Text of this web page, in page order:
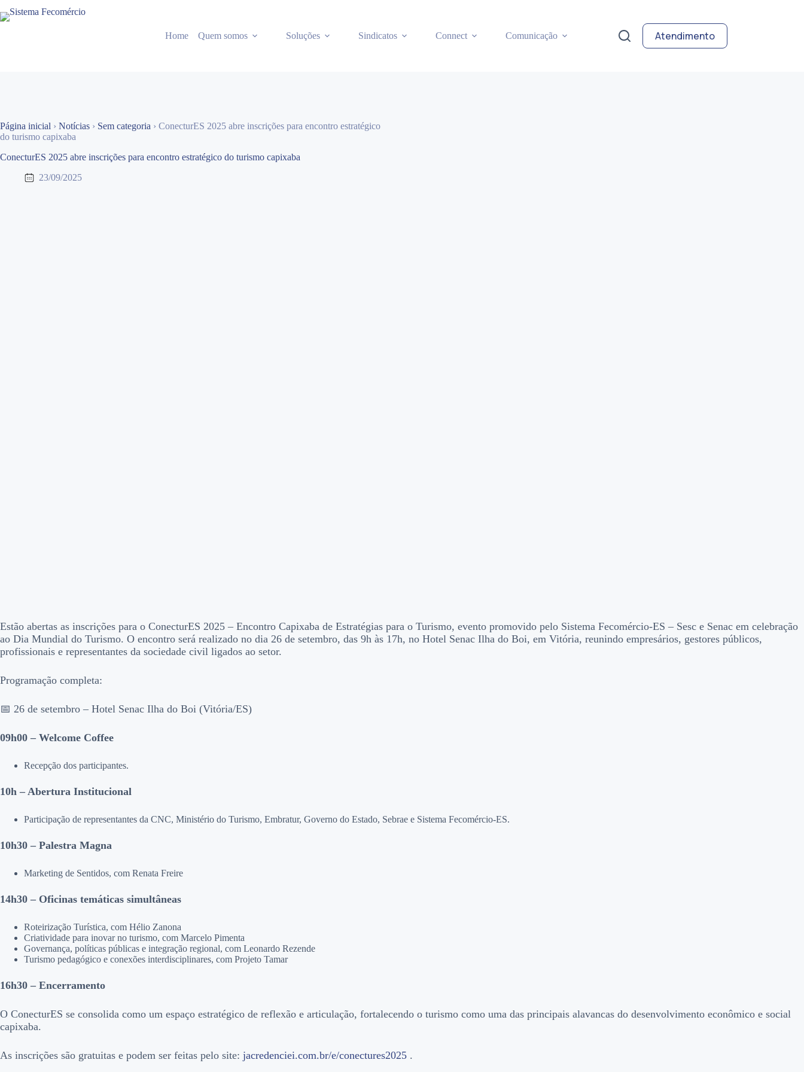
para
Home Quem somos Soluções Sindicatos Connect Comunicação Atendimento
Página inicial › Notícias › Sem categoria › ConecturES 2025 abre inscrições para encontro estratégico
do turismo capixaba
ConecturES 2025 abre inscrições para encontro estratégico do turismo capixaba
23/09/2025
Estão abertas as inscrições para o ConecturES 2025 – Encontro Capixaba de Estratégias para o Turismo, evento promovido pelo Sistema Fecomércio-ES – Sesc e Senac em celebração
ao Dia Mundial do Turismo. O encontro será realizado no dia 26 de setembro, das 9h às 17h, no Hotel Senac Ilha do Boi, em Vitória, reunindo empresários, gestores públicos,
profissionais e representantes da sociedade civil ligados ao setor.
Programação completa:
📅 26 de setembro – Hotel Senac Ilha do Boi (Vitória/ES)
09h00 – Welcome Coffee
Recepção dos participantes.
10h – Abertura Institucional
Participação de representantes da CNC, Ministério do Turismo, Embratur, Governo do Estado, Sebrae e Sistema Fecomércio-ES.
10h30 – Palestra Magna
Marketing de Sentidos, com Renata Freire
14h30 – Oficinas temáticas simultâneas
Roteirização Turística, com Hélio Zanona
Criatividade para inovar no turismo, com Marcelo Pimenta
Governança, políticas públicas e integração regional, com Leonardo Rezende
Turismo pedagógico e conexões interdisciplinares, com Projeto Tamar
16h30 – Encerramento
O ConecturES se consolida como um espaço estratégico de reflexão e articulação, fortalecendo o turismo como uma das principais alavancas do desenvolvimento econômico e social
capixaba.
As inscrições são gratuitas e podem ser feitas pelo site: jacredenciei.com.br/e/conectures2025 .